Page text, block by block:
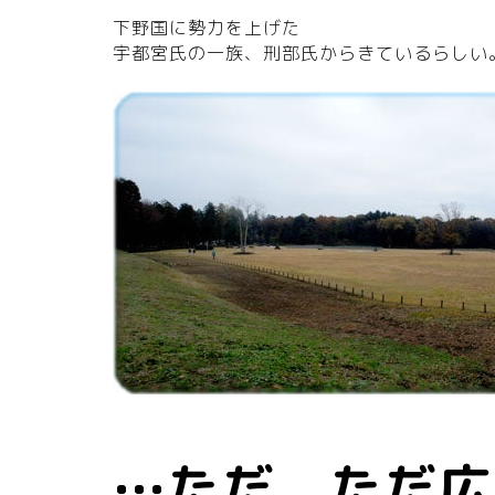
下野国に勢力を上げた
宇都宮氏の一族、刑部氏からきているらしい